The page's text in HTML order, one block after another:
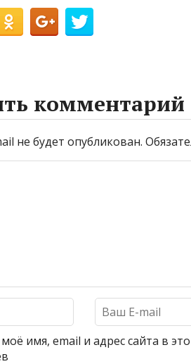
комментарий
не будет опубликован.
имя, email и адрес сайта в